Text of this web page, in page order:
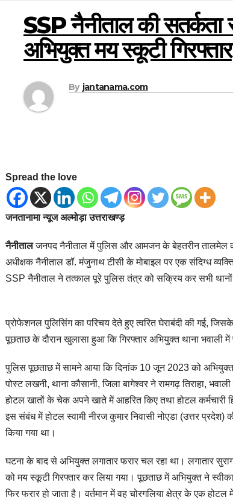
SSP नैनीताल की सतर्कता
अभियुक्त मय स्कूटी गिरफ्तार
By jantanama.com
Spread the love
जनतानामा न्यूज अल्मोड़ा उत्तराखण्ड़
नैनीतालजनपद नैनीताल में पुलिस और आमजन के बेहतरीन तालमेल
अधीक्षक नैनीताल डॉ. मंजुनाथ टीसी के मोबाइल पर एक संदिग्ध
SSP नैनीताल ने तत्काल पूरे पुलिस तंत्र को सक्रिय कर सभी थानों
प्रोफेशनल पुलिसिंग का परिचय देते हुए त्वरित घेराबंदी की गई,
पूछताछ के दौरान खुलासा हुआ कि गिरफ्तार अभियुक्त थाना भवाली
पुलिस पूछताछ में सामने आया कि दिनांक 10 जून 2023 को अभियुक्त
पोस्ट लखनी, थाना कौसानी, जिला बागेश्वर ने रामगढ़ तिराहा,
होटल खातों के चेक अपने खाते में आहरित किए तथा होटल कर्मचारी
इस संबंध में होटल स्वामी नीरज कुमार निवासी नोएडा (उत्तर
किया गया था।
घटना के बाद से अभियुक्त लगातार फरार चल रहा था। लगातार
को मय स्कूटी गिरफ्तार कर लिया गया। पूछताछ में अभियुक्त ने
फिर फरार हो जाता है। वर्तमान में वह चोरगलिया क्षेत्र के एक होटल में